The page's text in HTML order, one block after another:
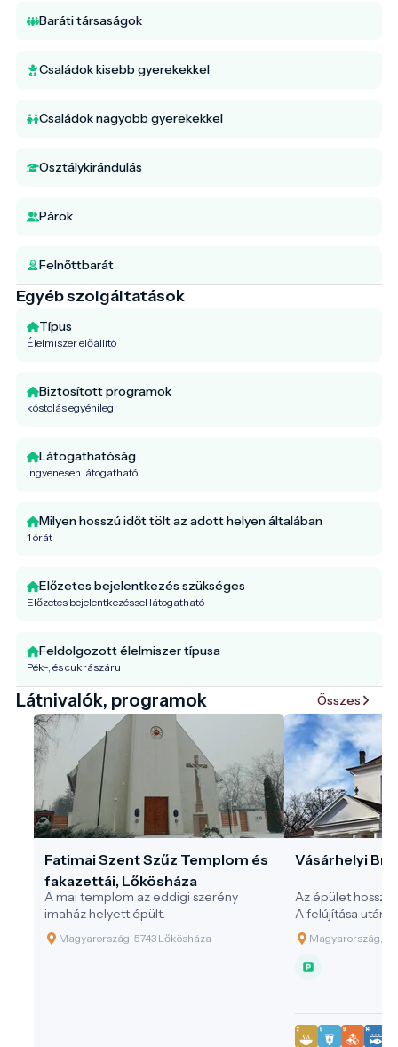
Baráti társaságok
Családok kisebb gyerekekkel
Családok nagyobb gyerekekkel
Osztálykirándulás
Párok
Felnőttbarát
Egyéb szolgáltatások
Típus
Élelmiszer előállító
Biztosított programok
kóstolás egyénileg
Látogathatóság
ingyenesen látogatható
Milyen hosszú időt tölt az adott helyen általában
1 órát
Előzetes bejelentkezés szükséges
Előzetes bejelentkezéssel látogatható
Feldolgozott élelmiszer típusa
Pék-, és cukrászáru
Látnivalók, programok Összes
Fatimai Szent Szűz Templom és
fakazettái, Lőkösháza
A mai templom az eddigi szerény
imaház helyett épült.
Magyarország, 5743 Lőkösháza
Vásárhelyi
Az épület hosszú
A felújítása után
turisztikai
környezetben
produkció kerül
körülvevő
Magyarország,